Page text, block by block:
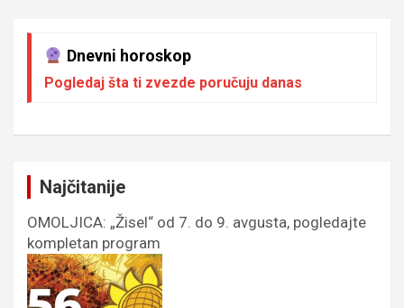
Dnevni horoskop
Pogledaj šta ti zvezde poručuju danas
Najčitanije
OMOLJICA: „Žisel“ od 7. do 9. avgusta, pogledajte
kompletan program